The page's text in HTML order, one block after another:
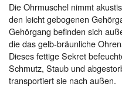
Die Ohrmuschel nimmt
den leicht gebogenen
Gehörgang befinden sich
die das gelb-bräunliche
Dieses fettige Sekret
Schmutz, Staub und
transportiert sie nach außen.